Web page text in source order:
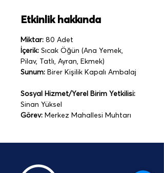
Etkinlik hakkında
Miktar: 80 Adet
İçerik: Sıcak Öğün (Ana Yemek,
Pilav, Tatlı, Ayran, Ekmek)
Sunum: Birer Kişilik Kapalı Ambalaj
Sosyal Hizmet/Yerel Birim Yetkilisi:
Sinan Yüksel
Görev: Merkez Mahallesi Muhtarı